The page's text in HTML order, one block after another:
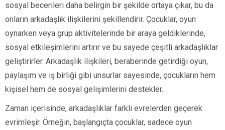
sosyal becerileri daha belirgin bir şekilde ortaya çıkar, bu da
onların arkadaşlık ilişkilerini şekillendirir. Çocuklar, oyun
oynarken veya grup aktivitelerinde bir araya geldiklerinde,
sosyal etkileşimlerini artırır ve bu sayede çeşitli arkadaşlıklar
geliştirirler. Arkadaşlık ilişkileri, beraberinde getirdiği oyun,
paylaşım ve iş birliği gibi unsurlar sayesinde, çocukların hem
kişisel hem de sosyal gelişimlerini destekler.
Zaman içerisinde, arkadaşlıklar farklı evrelerden geçerek
evrimleşir. Örneğin, başlangıçta çocuklar, sadece oyun